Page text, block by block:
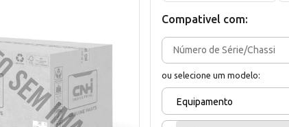
Compativel com:
ou selecione um modelo:
Equipamento